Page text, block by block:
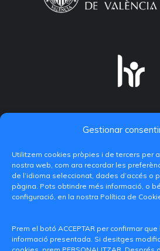
Gestionar
Utilitzem cookies pròpies i de tercers per
nostra web, com ara recordar les
de l’idioma seleccionat, dades d’accés o
pàgina. Pots obtindre més informació, o
configuració, en la nostra Política de
Prem el botó ACCEPTAR per confirmar
informació presentada. Si desitges
C/ Paranimf, 1 - 46730
+34